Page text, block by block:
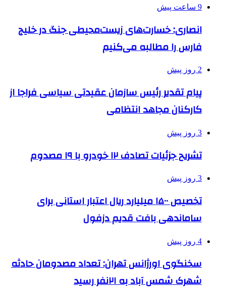
9 ساعت پیش
انصاری: خسارت‌های زیست‌محیطی جنگ در خلیج
فارس را مطالبه‌ می‌کنیم
2 روز پیش
پیام تقدیر رئیس سازمان عقیدتی سیاسی فراجا از
کارکنان مجاهد انتظامی
3 روز پیش
تشریح جزئیات تصادف ۱۲ خودرو با ۱۹ مصدوم
3 روز پیش
تخصیص ۱۵۰۰ میلیارد ریال اعتبار استانی برای
ساماندهی بافت قدیم دزفول
4 روز پیش
سخنگوی اورژانس تهران: تعداد مصدومان حادثه
شهرک شمس آباد به ۲۱نفر رسید